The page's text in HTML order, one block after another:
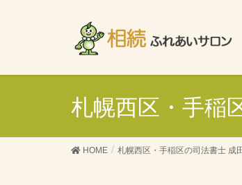
札幌西区・手稲
HOME 札幌西区・手稲区の司法書士 成